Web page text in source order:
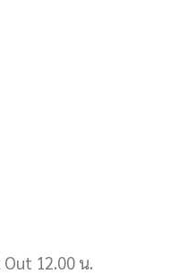
Out 12.00 น.